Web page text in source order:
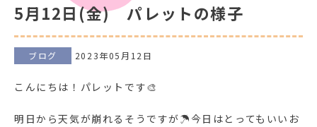
5月12日(金) パレットの様子
ブログ 2023年05月12日
こんにちは！パレットです🎨
明日から天気が崩れるそうですが☂今日はとってもいいお